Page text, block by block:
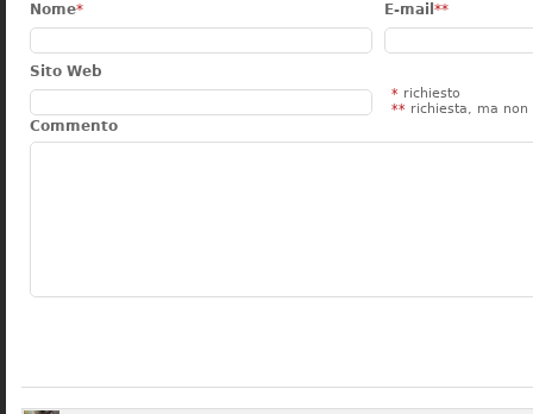
Nome* E-mail **
Sito Web
* richiesto
** richiesta, ma non
Commento